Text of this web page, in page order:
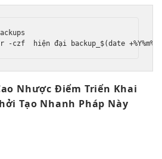
-czf hiện đại backup_$(date
Nhược Điểm Triển Khai
Tạo Nhanh Pháp Này